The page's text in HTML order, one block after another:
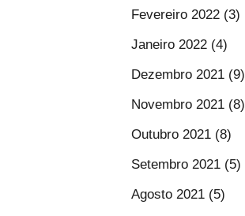
Fevereiro 2022 (3)
Janeiro 2022 (4)
Dezembro 2021 (9)
Novembro 2021 (8)
Outubro 2021 (8)
Setembro 2021 (5)
Agosto 2021 (5)